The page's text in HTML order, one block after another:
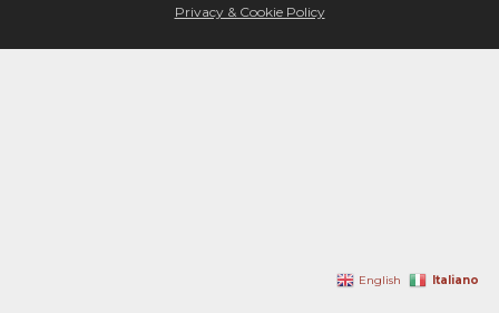
Privacy & Cookie Policy
English Italiano